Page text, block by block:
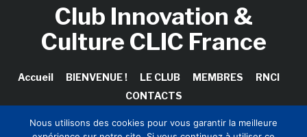
Club Innovation &
Culture CLIC France
Accueil BIENVENUE ! LE CLUB MEMBRES
RNCI
CONTACTS
Nous utilisons des cookies pour vous garantir la meilleure